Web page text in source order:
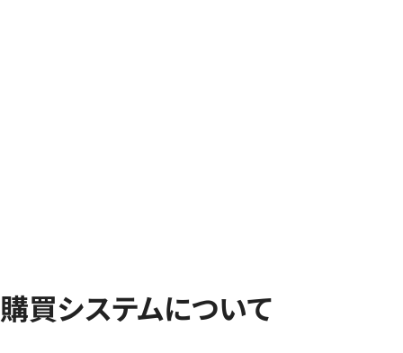
購買システムについて